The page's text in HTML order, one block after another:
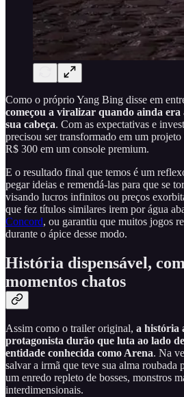
Como o próprio Yang Bing disse em
começou a viralizar quando ainda era
sua cabeça. Com as expectativas e
precisou ser transformado em um
R$ 300 em um console premium.
E o resultado final que temos é um
pegar ideias e remendá-las para que se
visando lucros infinitos ou preços
que fez títulos similares irem por água
Concord, ou garantiu que muitos jogos
durante o ápice desse modo.
História dispensável,
momentos chatos
Assim como o trailer original, a história
protagonista durão que luta ao lado
entidade conhecida como Arena. Na
salvar a irmã que teve sua alma roubada
um enredo repleto de bosses, monstros
interdimensionais.